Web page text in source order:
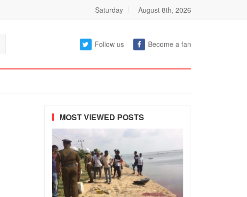
Saturday August 8th, 2026
Follow us Become a fan
MOST VIEWED POSTS